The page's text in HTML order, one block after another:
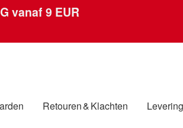
vanaf 9 EUR
Retouren & Klachten Levering